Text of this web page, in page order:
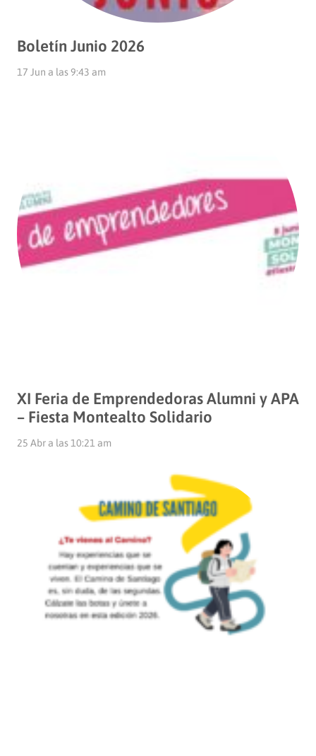
Boletín Junio 2026
17 Jun a las 9:43 am
XI Feria de Emprendedoras Alumni y APA
– Fiesta Montealto Solidario
25 Abr a las 10:21 am